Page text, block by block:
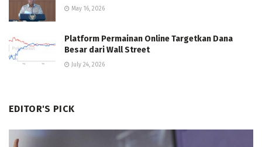
May 16, 2026
Platform Permainan Online Targetkan Dana
Besar dari Wall Street
July 24, 2026
EDITOR'S PICK